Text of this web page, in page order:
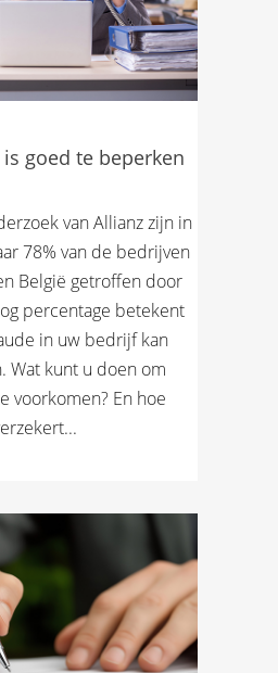
goed te beperken
van Allianz zijn in
78% van de bedrijven
België getroffen door
percentage betekent
in uw bedrijf kan
Wat kunt u doen om
voorkomen? En hoe